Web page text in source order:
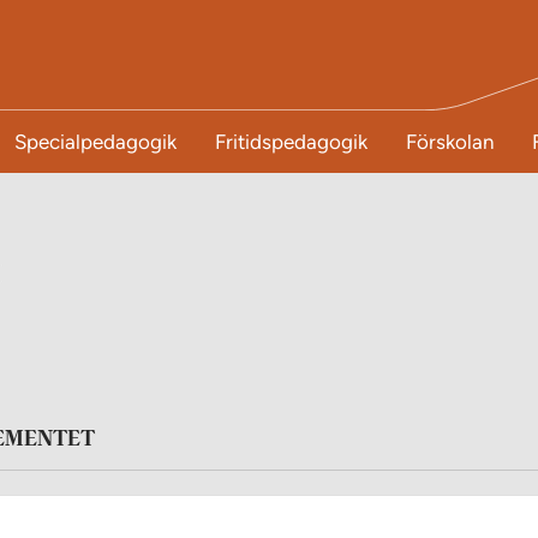
Specialpedagogik Fritidspedagogik Förskolan